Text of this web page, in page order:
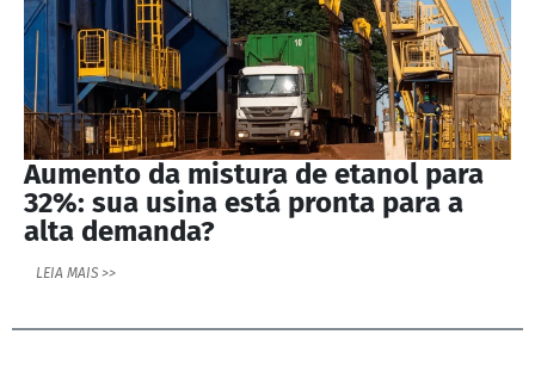
Aumento da mistura de etanol para
32%: sua usina está pronta para a
alta demanda?
LEIA MAIS >>